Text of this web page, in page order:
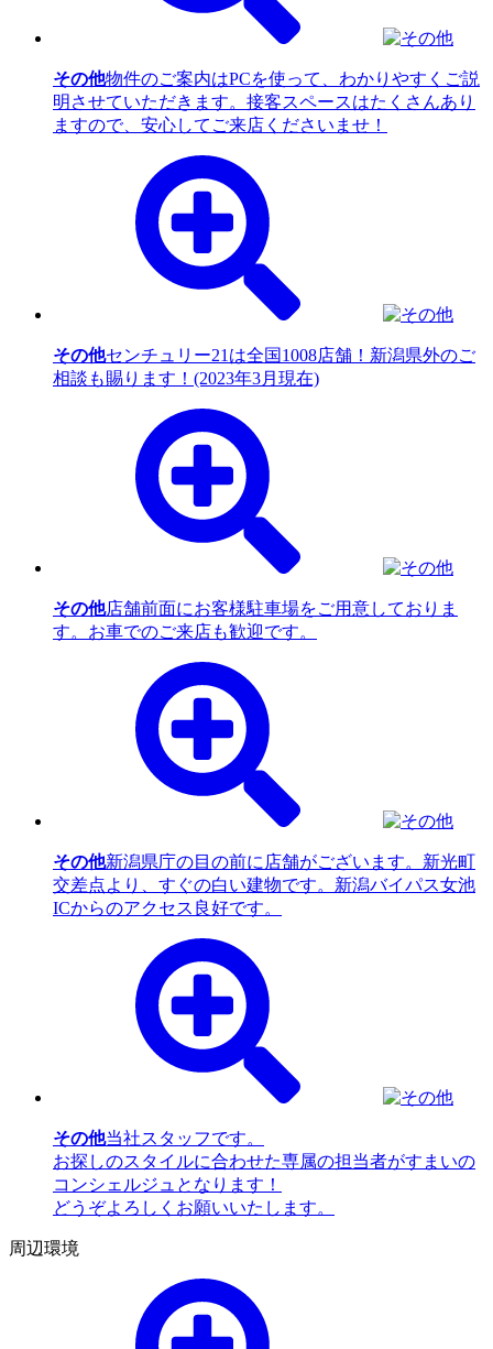
その他物件のご案内はPCを使って、わかりやすくご説
明させていただきます。接客スペースはたくさんあり
ますので、安心してご来店くださいませ！
その他センチュリー21は全国1008店舗！新潟県外のご
相談も賜ります！(2023年3月現在)
その他店舗前面にお客様駐車場をご用意しておりま
す。お車でのご来店も歓迎です。
その他新潟県庁の目の前に店舗がございます。新光町
交差点より、すぐの白い建物です。新潟バイパス女池
ICからのアクセス良好です。
その他当社スタッフです。
お探しのスタイルに合わせた専属の担当者がすまいの
コンシェルジュとなります！
どうぞよろしくお願いいたします。
周辺環境